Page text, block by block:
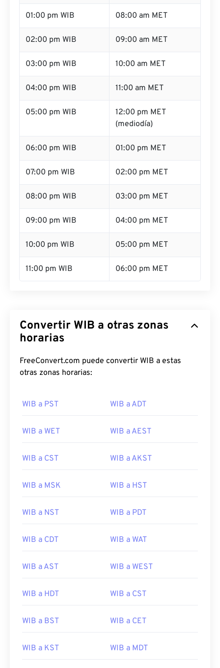
01:00 pm WIB 08:00 am MET
02:00 pm WIB 09:00 am MET
03:00 pm WIB 10:00 am MET
04:00 pm WIB 11:00 am MET
05:00 pm WIB
12:00 pm MET
(mediodía)
06:00 pm WIB 01:00 pm MET
07:00 pm WIB 02:00 pm MET
08:00 pm WIB 03:00 pm MET
09:00 pm WIB 04:00 pm MET
10:00 pm WIB 05:00 pm MET
11:00 pm WIB 06:00 pm MET
Convertir WIB a otras zonas
horarias
FreeConvert.com puede convertir WIB a estas
otras zonas horarias:
WIB a PST WIB a ADT
WIB a WET WIB a AEST
WIB a CST WIB a AKST
WIB a MSK WIB a HST
WIB a NST WIB a PDT
WIB a CDT WIB a WAT
WIB a AST WIB a WEST
WIB a HDT WIB a CST
WIB a BST WIB a CET
WIB a KST WIB a MDT